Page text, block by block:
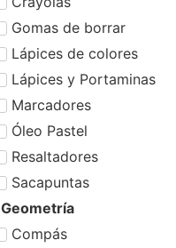
Gomas de borrar
Lápices de colores
Lápices y Portaminas
Marcadores
Óleo Pastel
Resaltadores
Sacapuntas
Geometría
Compás